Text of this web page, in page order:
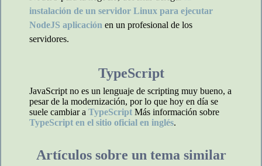
instalación de un servidor Linux para ejecutar
NodeJS aplicación en un profesional de los
servidores.
TypeScript
JavaScript no es un lenguaje de scripting muy bueno, a
pesar de la modernización, por lo que hoy en día se
suele cambiar a TypeScript Más información sobre
TypeScript en el sitio oficial en inglés.
Artículos sobre un tema similar